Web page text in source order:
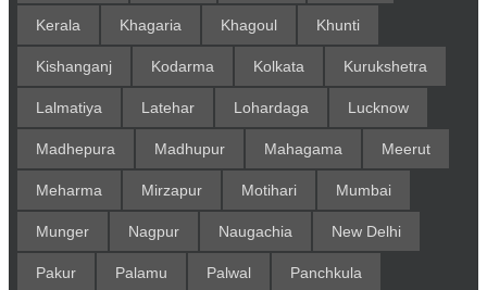
Kerala Khagaria Khagoul Khunti
Kishanganj Kodarma Kolkata Kurukshetra
Lalmatiya Latehar Lohardaga Lucknow
Madhepura Madhupur Mahagama Meerut
Meharma Mirzapur Motihari Mumbai
Munger Nagpur Naugachia New Delhi
Pakur Palamu Palwal Panchkula